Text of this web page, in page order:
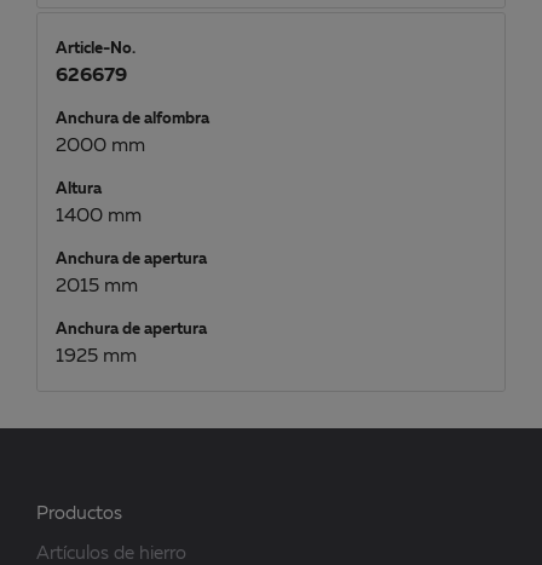
Article-No.
626679
Anchura de alfombra
2000 mm
Altura
1400 mm
Anchura de apertura
2015 mm
Anchura de apertura
1925 mm
Productos
Artículos de hierro